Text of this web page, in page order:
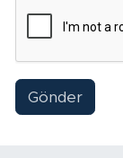
Gönder